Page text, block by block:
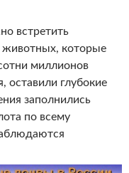
встретить
животных, которые
миллионов
оставили глубокие
заполнились
по всему